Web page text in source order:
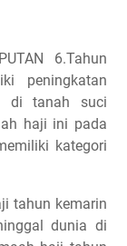
6.Tahun
peningkatan
di tanah suci
haji ini pada
kategori
tahun kemarin
dunia di